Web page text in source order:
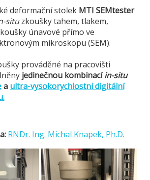
deformační stolek MTI SEMtester
situzkoušky tahem, tlakem,
únavové přímo ve
mikroskopu (SEM).
prováděné na pracovišti
jedinečnou kombinacíin-situ
a ultra-vysokorychlostní digitální
RNDr. Ing. Michal Knapek, Ph.D.